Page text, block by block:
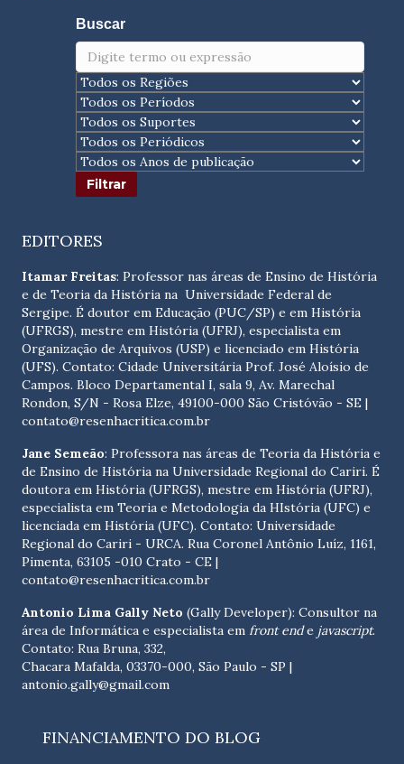
Buscar
EDITORES
Itamar Freitas: Professor nas áreas de Ensino de História
e de Teoria da História na Universidade Federal de
Sergipe. É doutor em Educação (PUC/SP) e em História
(UFRGS), mestre em História (UFRJ), especialista em
Organização de Arquivos (USP) e licenciado em História
(UFS). Contato: Cidade Universitária Prof. José Aloísio de
Campos. Bloco Departamental I, sala 9, Av. Marechal
Rondon, S/N - Rosa Elze, 49100-000 São Cristóvão - SE |
contato@resenhacritica.com.br
Jane Semeão: Professora nas áreas de Teoria da História e
de Ensino de História na Universidade Regional do Cariri. É
doutora em História (UFRGS), mestre em História (UFRJ),
especialista em Teoria e Metodologia da HIstória (UFC) e
licenciada em História (UFC). Contato: Universidade
Regional do Cariri - URCA. Rua Coronel Antônio Luíz, 1161,
Pimenta, 63105 -010 Crato - CE |
contato@resenhacritica.com.br
Antonio Lima Gally Neto (Gally Developer): Consultor na
área de Informática e especialista em front ende javascript.
Contato: Rua Bruna, 332,
Chacara Mafalda, 03370-000, São Paulo - SP |
antonio.gally@gmail.com
FINANCIAMENTO DO BLOG